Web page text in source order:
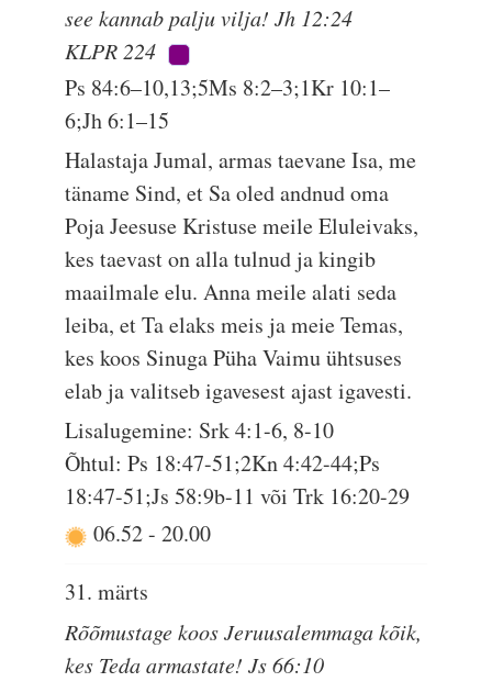
see kannab palju vilja! Jh 12:24
KLPR 224
Ps 84:6–10,13;5Ms 8:2–3;1Kr 10:1–
6;Jh 6:1–15
Halastaja Jumal, armas taevane Isa, me
täname Sind, et Sa oled andnud oma
Poja Jeesuse Kristuse meile Eluleivaks,
kes taevast on alla tulnud ja kingib
maailmale elu. Anna meile alati seda
leiba, et Ta elaks meis ja meie Temas,
kes koos Sinuga Püha Vaimu ühtsuses
elab ja valitseb igavesest ajast igavesti.
Lisalugemine: Srk 4:1-6, 8-10
Õhtul: Ps 18:47-51;2Kn 4:42-44;Ps
18:47-51;Js 58:9b-11 või Trk 16:20-29
06.52-20.00
31. märts
Rõõmustage koos Jeruusalemmaga kõik,
kes Teda armastate! Js 66:10